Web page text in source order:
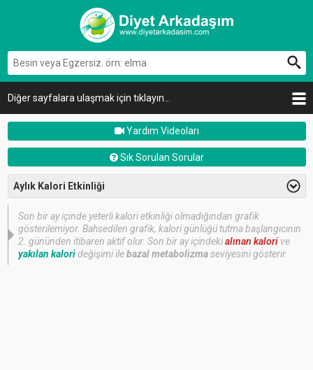
Diğer sayfalara ulaşmak için tıklayın...
Yardım Videoları
Sık Sorulan Sorular
Aylık Kalori Etkinliği
Son bir ay içinde yeterli kalori etkinliği olmadığından grafik
gösterilemiyor. Bahsedilen grafik, kalori günlüğü tutma başlangıcının
2. gününden itibaren aktif olur. Son bir ay içindekialınan kalorive
yakılan kalorideğişimi ilebazal metabolizmaseviyesini gösterir.